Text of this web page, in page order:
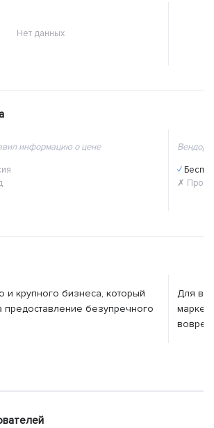
Нет данных
информацию о цене Вендор
✓
✗
и крупного бизнеса, который
предоставление безупречного
Для